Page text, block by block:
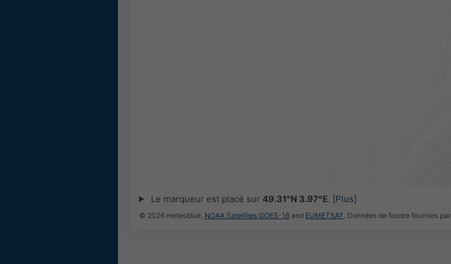
Le marqueur est placé sur 49.31°N 3.97°E. [Plus]
© 2026 meteoblue, NOAA Satellites GOES-16 and EUMETSAT. Données de foudre fournies par